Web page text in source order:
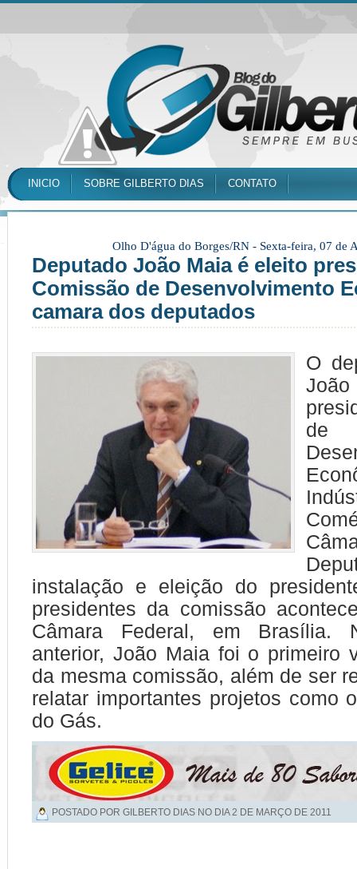
INICIO SOBRE GILBERTO DIAS CONTATO
Olho D'água do Borges/RN - Sexta-feira, 07 de
Deputado João Maia é eleito
Comissão de Desenvolvimento
camara dos deputados
O
João
de
instalação e eleição do
presidentes da comissão
Câmara Federal, em Brasília.
anterior, João Maia foi o primeiro
da mesma comissão, além de ser
relatar importantes projetos como
do Gás.
POSTADO POR GILBERTO DIAS NO DIA 2 DE MARÇO DE 2011